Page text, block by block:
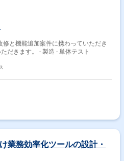
と機能追加案件に携わっていただき
ます。 ・主に下記作業をご担当いただきます。 - 製造 - 単体テスト
業務効率化ツールの設計・